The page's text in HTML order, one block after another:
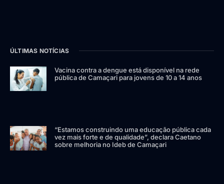
ÚLTIMAS NOTÍCIAS
Vacina contra a dengue está disponível na rede
pública de Camaçari para jovens de 10 a 14 anos
“Estamos construindo uma educação pública cada
vez mais forte e de qualidade”, declara Caetano
sobre melhoria no Ideb de Camaçari